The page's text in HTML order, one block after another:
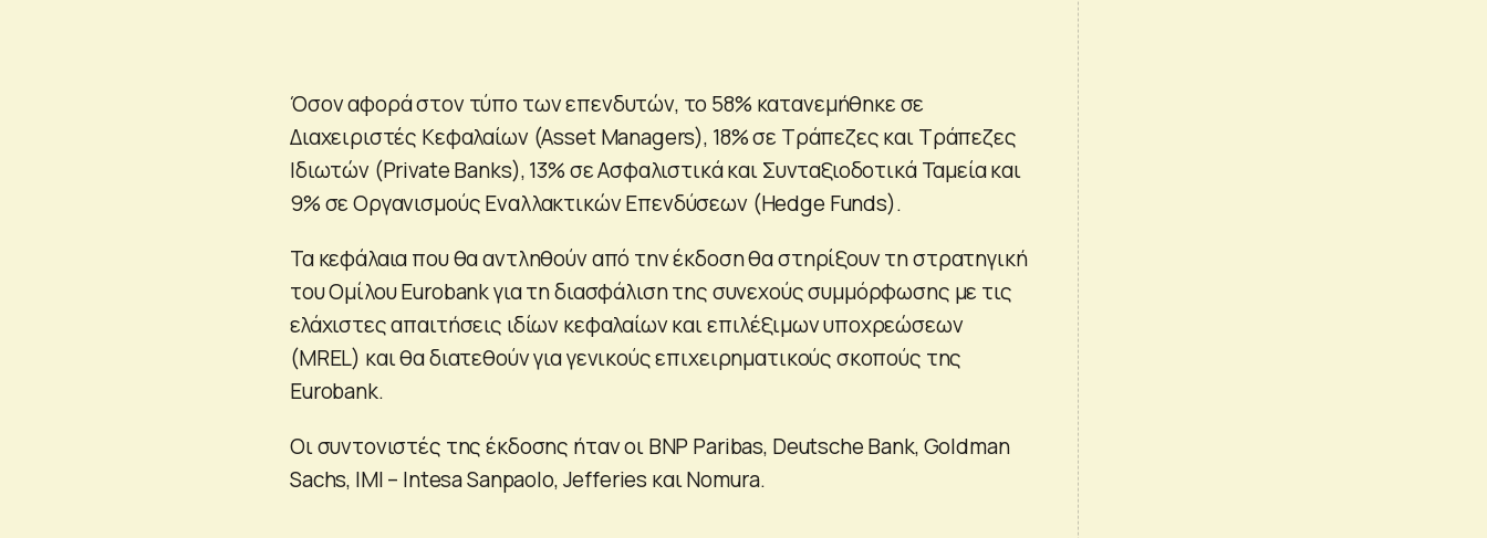
Όσον αφορά στον τύπο των επενδυτών, το 58% κατανεμήθηκε σε
Διαχειριστές Κεφαλαίων (Asset Managers), 18% σε Τράπεζες και Τράπεζες
Ιδιωτών (Private Banks), 13% σε Ασφαλιστικά και Συνταξιοδοτικά Ταμεία και
9% σε Οργανισμούς Εναλλακτικών Επενδύσεων (Hedge Funds).
Τα κεφάλαια που θα αντληθούν από την έκδοση θα στηρίξουν τη στρατηγική
του Ομίλου Eurobank για τη διασφάλιση της συνεχούς συμμόρφωσης με τις
ελάχιστες απαιτήσεις ιδίων κεφαλαίων και επιλέξιμων υποχρεώσεων
(MREL) και θα διατεθούν για γενικούς επιχειρηματικούς σκοπούς της
Eurobank.
Οι συντονιστές της έκδοσης ήταν οι BNP Paribas, Deutsche Bank, Goldman
Sachs, IMI – Intesa Sanpaolo, Jefferies και Nomura.